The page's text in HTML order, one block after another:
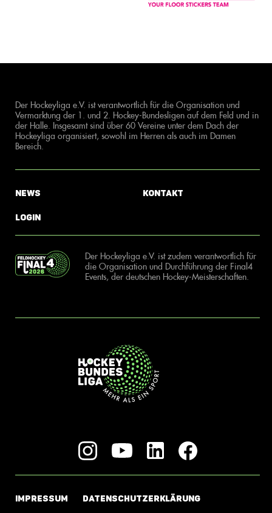
Der Hockeyliga e.V. ist verantwortlich für die Organisation und
Vermarktung der 1. und 2. Hockey-Bundesligen auf dem Feld und in
der Halle. Insgesamt sind über 60 Vereine unter dem Dach der
Hockeyliga organisiert, sowohl im Herren als auch im Damen
Bereich.
News
Login
Kontakt
Der Hockeyliga e.V. ist zudem verantwortlich für
die Organisation und Durchführung der Final4
Events, der deutschen Hockey-Meisterschaften.
IMPRESSUM DATENSCHUTZERKLÄRUNG